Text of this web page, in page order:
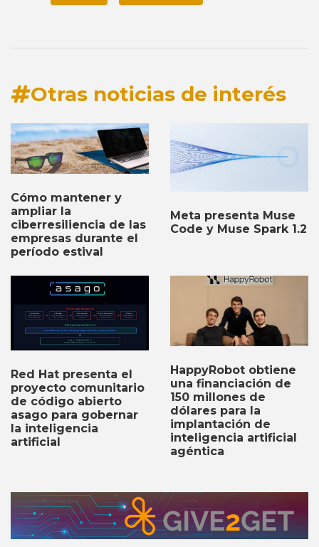
Otras noticias de interés
Cómo mantener y
ampliar la
ciberresiliencia de las
empresas durante el
período estival
Meta presenta Muse
Code y Muse Spark 1.2
Red Hat presenta el
proyecto comunitario
de código abierto
asago para gobernar
la inteligencia
artificial
HappyRobot obtiene
una financiación de
150 millones de
dólares para la
implantación de
inteligencia artificial
agéntica